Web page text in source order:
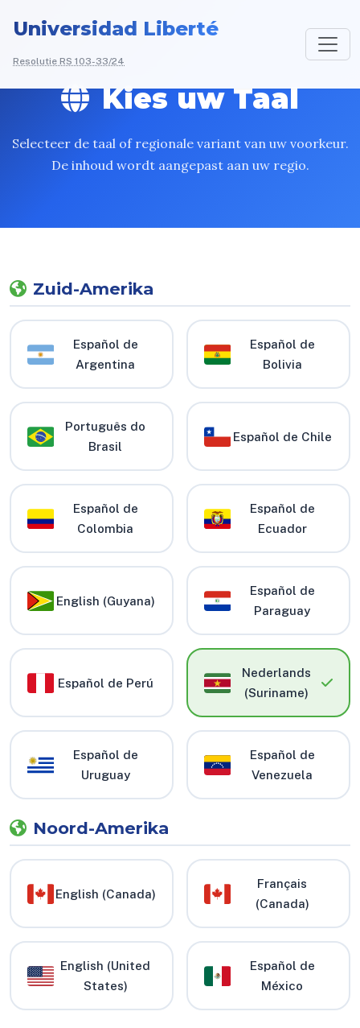
Universidad Liberté
Resolutie RS 103-33/24
Kies uw Taal
Selecteer de taal of regionale variant van uw voorkeur.
De inhoud wordt aangepast aan uw regio.
Zuid-Amerika
Español de
Argentina
Español de
Bolivia
Português do
Brasil
Español de Chile
Español de
Colombia
Español de
Ecuador
English (Guyana)
Español de
Paraguay
Español de Perú
Nederlands
(Suriname)
Español de
Uruguay
Español de
Venezuela
Noord-Amerika
English (Canada)
Français
(Canada)
English (United
States)
Español de
México